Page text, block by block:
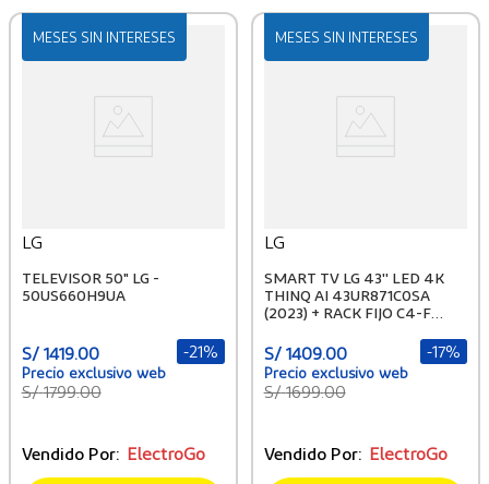
MESES SIN INTERESES
LG
TELEVISOR 50" LG -
50US660H9UA
S/ 1419.00 -21%
S/ 1799.00
Vendido Por: ElectroGo
MESES SIN INTERESES
LG
SMART TV LG 43'' LED 4K
THINQ AI 43UR871C0SA
(2023) + RACK FIJO C4-F
S/ 1409.00 -17%
S/ 1699.00
Vendido Por: ElectroGo